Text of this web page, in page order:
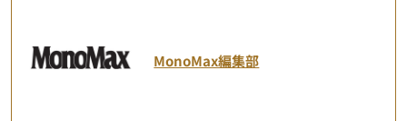
MonoMax編集部